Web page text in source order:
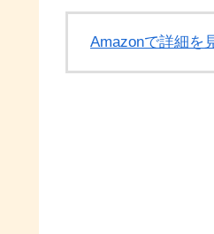
Amazonで詳細を